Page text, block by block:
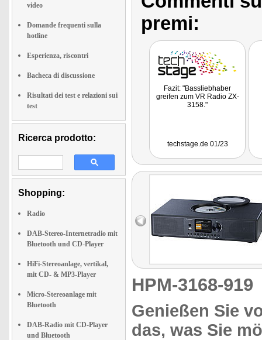
video
Domande frequenti sulla
hotline
Esperienza, riscontri
Bacheca di discussione
Risultati dei test e relazioni sui
test
Ricerca prodotto:
Shopping:
Radio
DAB-Stereo-Internetradio mit
Bluetooth und CD-Player
HiFi-Stereoanlage, vertikal,
mit CD- & MP3-Player
Micro-Stereoanlage mit
Bluetooth
DAB-Radio mit CD-Player
und Bluetooth
premi:
Fazit: "Bassliebhaber
greifen zum VR Radio ZX-
3158."
techstage.de 01/23
HPM-3168-
Genießen Sie
das, was Sie